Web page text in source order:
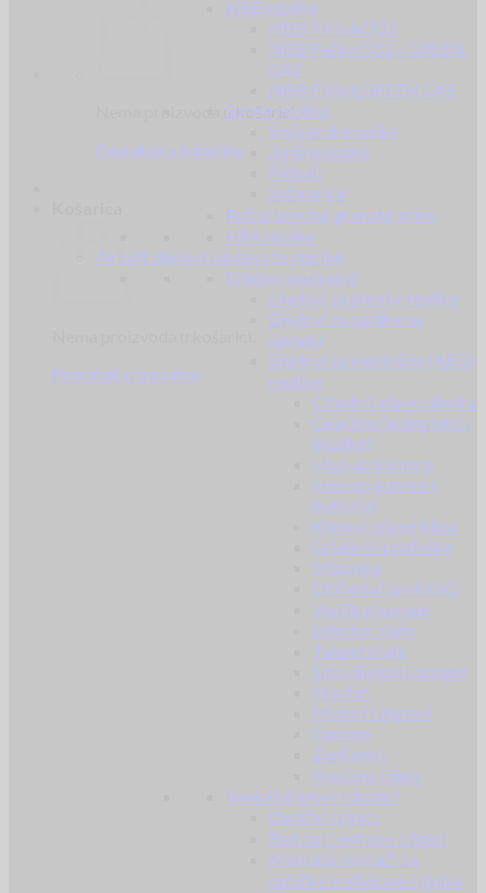
Nema proizvoda u košarici.
Povratak u trgovinu
Povratak u trgovinu
NBB replike
NBB Pištolj CO2
NBB Puške CO2 / GREEN
GAS
NBB Pištolj GREEN GAS
Spring replike
Snajperske puške
Jurišne puške
Pištolji
Sačmarice
Ručne bombe, granate, mine
HPA replike
Airsoft dijelovi i dodaci za replike
Dijelovi unutrašnji
Dijelovi za plinske replike
Dijelovi za replike na
oprugu
Dijelovi za električne (AEG)
replike
Cilindri i glave cilindra
Gearbox (kompletni i
školjke)
Hop-up komore
Hop-up gumice i
potisnici
Klipovi i glave klipa
Ležajevi i podloške
Mlaznice
Ožičenja i prekidači
Vodilice opruge
Selector plate
Tappet plate
Sitni dijelovi i opruge
Mosfet
Motori i dijelovi
Opruge
Zupčanici
Precizne cijevi
Vanjski dijelovi i dodaci
Optički ciljnici
Red dot i reflexni ciljnici
Montaže / nosači za
optičke i refleksne ciljnike